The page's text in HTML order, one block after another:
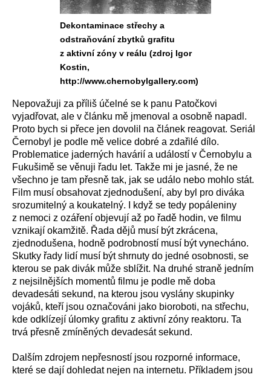
Dekontaminace střechy a
odstraňování zbytků grafitu
z aktivní zóny v reálu (zdroj Igor
Kostin,
http://www.chernobylgallery.com)
Nepovažuji za příliš účelné se k panu Patočkovi
vyjadřovat, ale v článku mě jmenoval a osobně napadl.
Proto bych si přece jen dovolil na článek reagovat. Seriál
Černobyl je podle mě velice dobré a zdařilé dílo.
Problematice jaderných havárií a událostí v Černobylu a
Fukušimě se věnuji řadu let. Takže mi je jasné, že ne
všechno je tam přesně tak, jak se událo nebo mohlo stát.
Film musí obsahovat zjednodušení, aby byl pro diváka
srozumitelný a koukatelný. I když se tedy popáleniny
z nemoci z ozáření objevují až po řadě hodin, ve filmu
vznikají okamžitě. Řada dějů musí být zkrácena,
zjednodušena, hodně podrobností musí být vynecháno.
Skutky řady lidí musí být shrnuty do jedné osobnosti, se
kterou se pak divák může sblížit. Na druhé straně jedním
z nejsilnějších momentů filmu je podle mě doba
devadesáti sekund, na kterou jsou vyslány skupinky
vojáků, kteří jsou označováni jako bioroboti, na střechu,
kde odklízejí úlomky grafitu z aktivní zóny reaktoru. Ta
trvá přesně zmíněných devadesát sekund.
Dalším zdrojem nepřesností jsou rozporné informace,
které se dají dohledat nejen na internetu. Příkladem jsou